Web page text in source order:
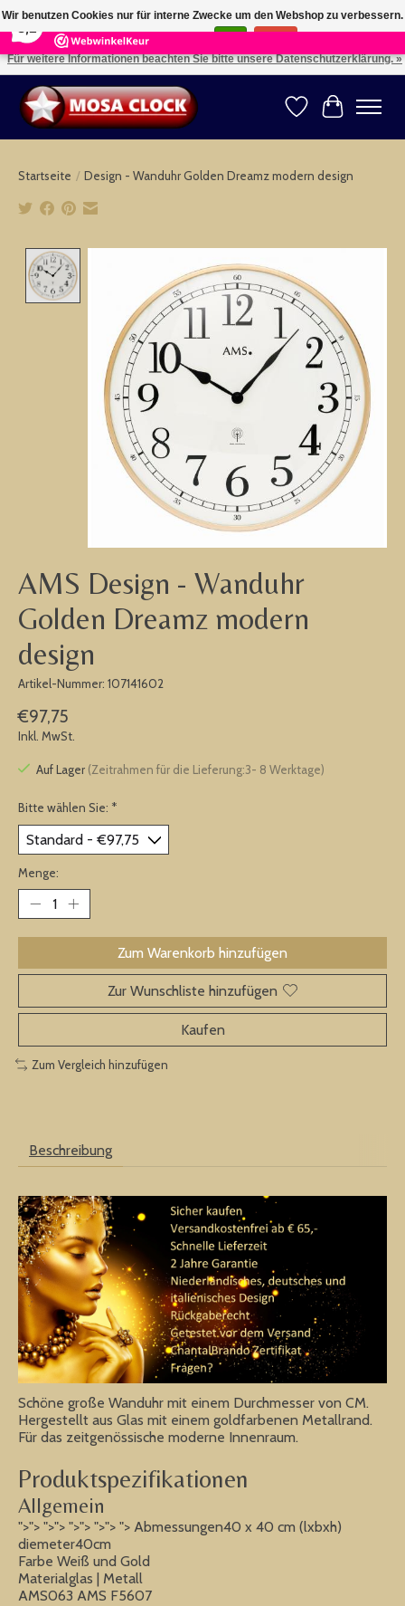
164 Reviews ×
Kies uw taal: NL -- Wählen Sie ihre Sprache: DE -- Choose your language: EN ⇓ ⇒
Wunschzettel
Ihr
Startseite / Design - Wanduhr Golden Dreamz modern design
AMS Design - Wanduhr
Golden Dreamz modern
design
Artikel-Nummer: 107141602
€97,75
Inkl. MwSt.
Auf Lager (Zeitrahmen für die Lieferung:3- 8 Werktage)
Bitte wählen Sie: *
Menge:
Zum Warenkorb hinzufügen
Zur Wunschliste hinzufügen
Kaufen
Zum Vergleich hinzufügen
Beschreibung
Schöne große Wanduhr mit einem Durchmesser von CM.
Hergestellt aus Glas mit einem goldfarbenen Metallrand.
Für das zeitgenössische moderne Innenraum.
Produktspezifikationen
Allgemein
">"> ">"> ">"> ">"> "> Abmessungen40 x 40 cm (lxbxh)
diemeter40cm
Farbe Weiß und Gold
Materialglas | Metall
AMS063 AMS F5607
Wir benutzen Cookies nur für interne Zwecke um den Webshop zu verbessern.
Ist das in Ordnung?
Für weitere Informationen beachten Sie bitte unsere Datenschutzerklärung. »